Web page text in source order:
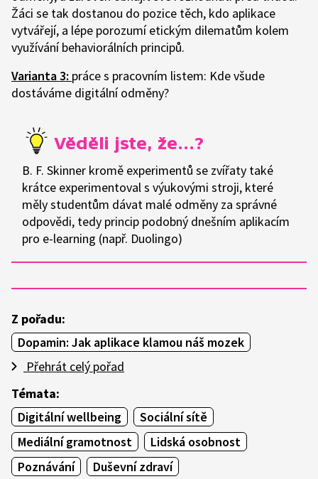
Žáci se tak dostanou do pozice těch, kdo aplikace
vytvářejí, a lépe porozumí etickým dilematům kolem
využívání behaviorálních principů.
Varianta 3: práce s pracovním listem: Kde všude
dostáváme digitální odměny?
B. F. Skinner kromě experimentů se zvířaty také
krátce experimentoval s výukovými stroji, které
měly studentům dávat malé odměny za správné
odpovědi, tedy princip podobný dnešním aplikacím
pro e-learning (např. Duolingo)
Z pořadu:
Dopamin: Jak aplikace klamou náš mozek
Přehrát celý pořad
Témata:
Digitální wellbeing
Sociální sítě
Mediální gramotnost
Lidská osobnost
Poznávání
Duševní zdraví